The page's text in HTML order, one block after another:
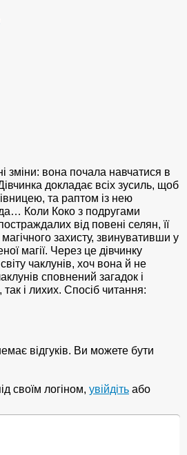
зміни: вона почала навчатися в
докладає всіх зусиль, щоб
та раптом із нею
Коли Коко з подругами
від повені селян, її
захисту, звинувативши у
магії. Через це дівчинку
чаклунів, хоч вона й не
сповнений загадок і
і лихих. Спосіб читання:
відгуків. Ви можете бути
своїм логіном, увійдіть або